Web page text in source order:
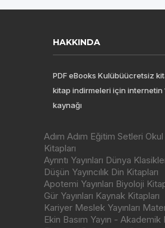
HAKKINDA
PDF eBooks Kulübüücretsiz
kitap indirmeleri için internetin
kaynağı
Adım Adım Eğitim Setleri
Kitapları
Ayrıntı Yayınları Dünya
Düşün Yayıncılık Din Kitapları
Apotemi Yayınları Biyoloji
Gür Yayınları Kaynak Kitapları
Kariyer Meslek Yayınları
Ekin Basım Yayın - Akademik